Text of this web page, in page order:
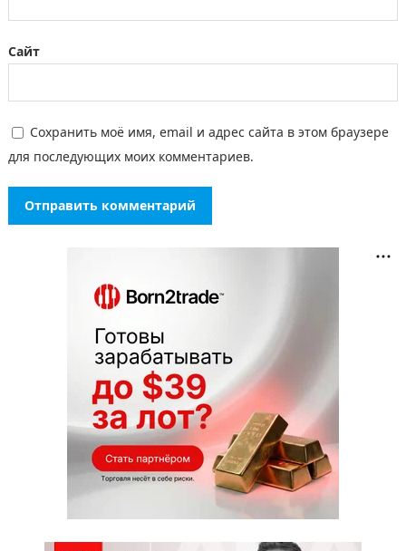
Сайт
Сохранить моё имя, email и адрес сайта в этом браузере
для последующих моих комментариев.